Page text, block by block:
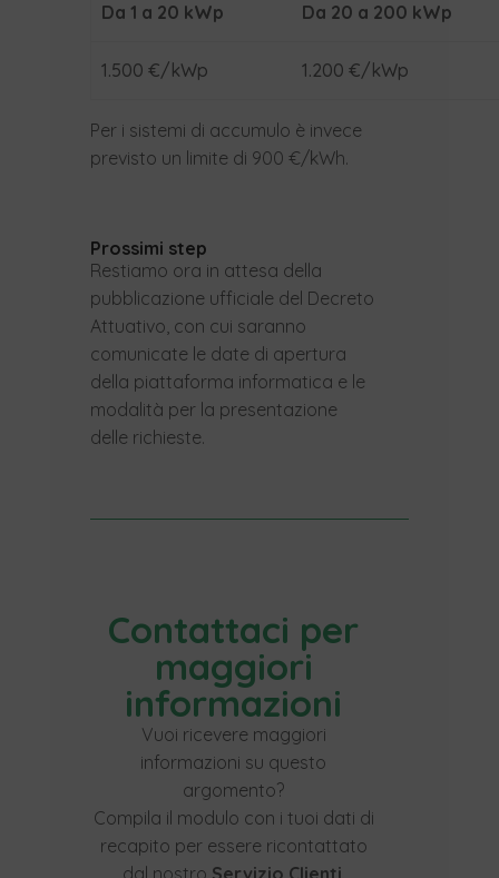
Da 1 a 20 kWp Da 20 a 200 kWp
1.500 €/kWp 1.200 €/kWp
Per i sistemi di accumulo è invece
previsto un limite di 900 €/kWh.
Prossimi step
Restiamo ora in attesa della
pubblicazione ufficiale del Decreto
Attuativo, con cui saranno
comunicate le date di apertura
della piattaforma informatica e le
modalità per la presentazione
delle richieste.
Contattaci per
maggiori
informazioni
Vuoi ricevere maggiori
informazioni su questo
argomento?
Compila il modulo con i tuoi dati di
recapito per essere ricontattato